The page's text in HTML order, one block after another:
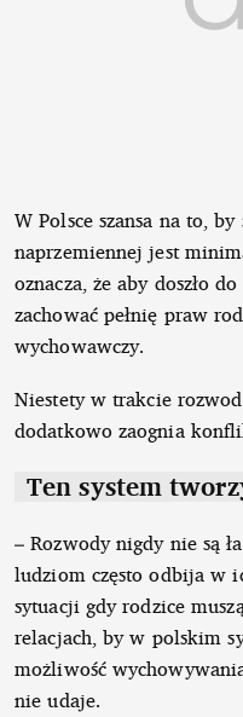
W Polsce szansa na to,
naprzemiennej jest
oznacza, że aby doszło
zachować pełnię praw
wychowawczy.
Niestety w trakcie
dodatkowo zaognia
Ten system
– Rozwody nigdy nie są
ludziom często odbija w
sytuacji gdy rodzice
relacjach, by w polskim
możliwość
nie udaje.